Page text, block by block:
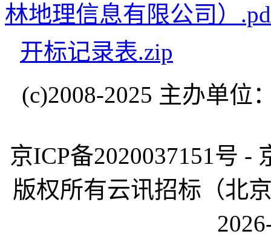
林地理信息有限公司）
开标记录表.zip
(c)2008-2025 主办单
京ICP备2020037151号 -
版权所有云讯招标（北